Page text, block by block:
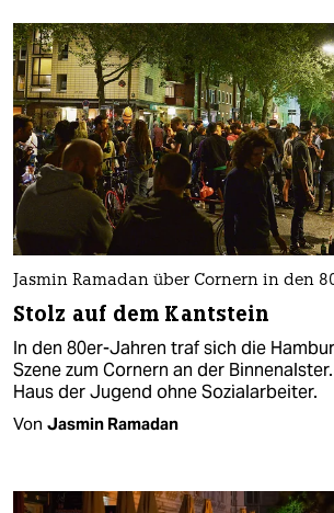
Jasmin Ramadan über Cornern in den
Stolz auf dem Kantstein
In den 80er-Jahren traf sich die
Szene zum Cornern an der
Haus der Jugend ohne Sozialarbeiter.
Von Jasmin Ramadan